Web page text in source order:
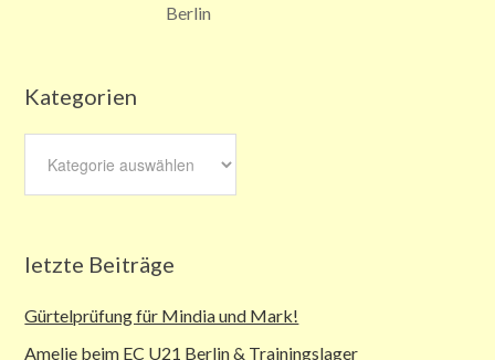
Berlin
Kategorien
letzte Beiträge
Gürtelprüfung für Mindia und Mark!
Amelie beim EC U21 Berlin & Trainingslager